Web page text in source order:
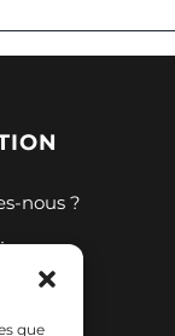
que
nous ?